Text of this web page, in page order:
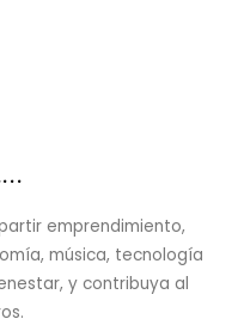
emprendimiento,
música, tecnología
y contribuya al